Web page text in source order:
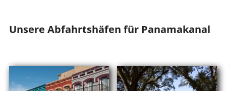
Unsere Abfahrtshäfen für Panamakanal